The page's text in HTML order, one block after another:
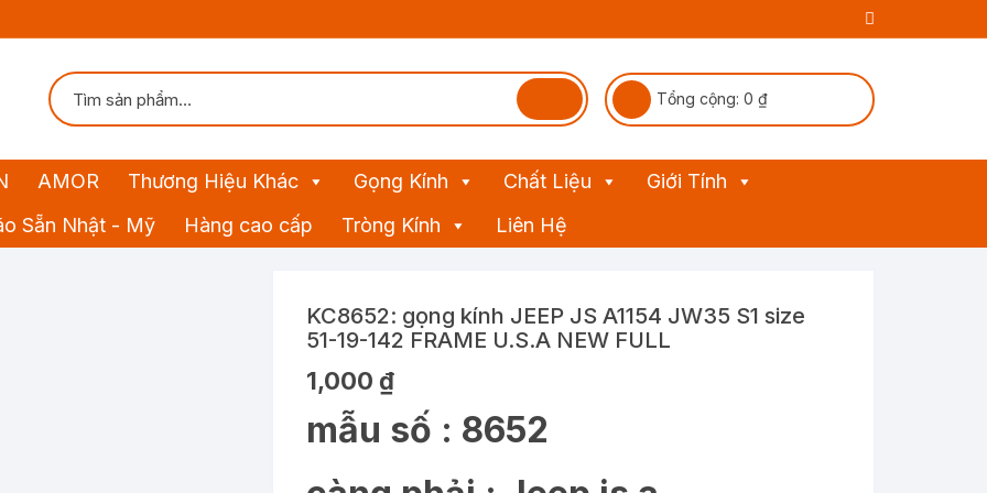
Tổng cộng: 0 ₫
AMOR Thương Hiệu Khác Gọng Kính Chất Liệu
Giới Tính
Sẵn Nhật - Mỹ Hàng cao cấp Tròng Kính Liên Hệ
KC8652: gọng kính JEEP JS A1154 JW35 S1 size
51-19-142 FRAME U.S.A NEW FULL
1,000 ₫
mẫu số : 8652